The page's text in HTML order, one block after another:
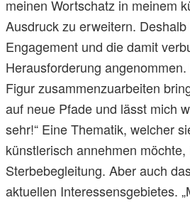
meinen Wortschatz in meinem
Ausdruck zu erweitern.
Engagement und die damit
Herausforderung
Figur zusammenzuarbeiten
auf neue Pfade und lässt mich
sehr!“ Eine Thematik, welcher
künstlerisch annehmen
Sterbebegleitung. Aber auch
aktuellen Interessensgebietes.